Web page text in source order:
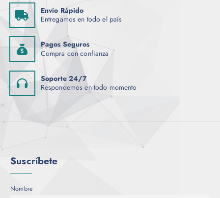
Envío Rápido
Entregamos en todo el país
Pagos Seguros
Compra con confianza
Soporte 24/7
Respondemos en todo momento
Suscríbete
Nombre